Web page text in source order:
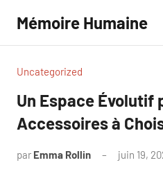
contenu
Mémoire Humaine
Uncategorized
Un Espace Évolutif
Accessoires à
par Emma Rollin juin 19,